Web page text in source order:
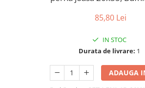
Bumbac satinat
85,80 Lei
IN STOC
Durata de livrare: 1
ADAUGA